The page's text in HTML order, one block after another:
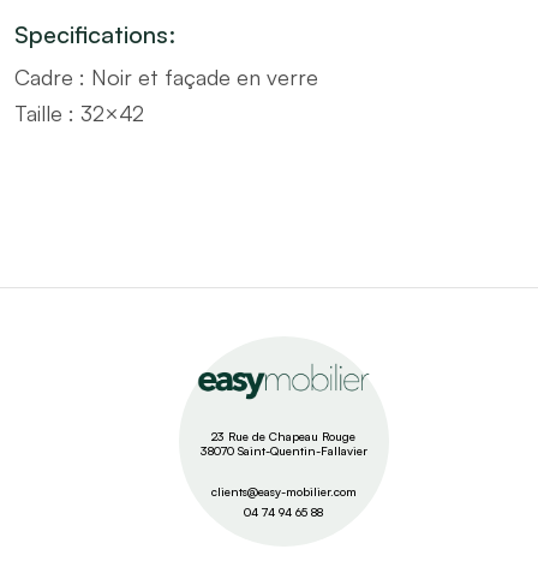
Taille
32x42
quantity
Specifications:
Cadre : Noir et façade en verre
Taille : 32×42
23 Rue de Chapeau Rouge
38070 Saint-Quentin-Fallavier
clients@easy-mobilier.com
04 74 94 65 88